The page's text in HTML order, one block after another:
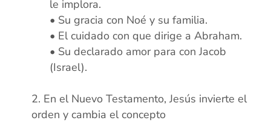
le implora.
• Su gracia con Noé y su familia.
• El cuidado con que dirige a Abraham.
• Su declarado amor para con Jacob
(Israel).
En el Nuevo Testamento, Jesús invierte el
orden y cambia el concepto